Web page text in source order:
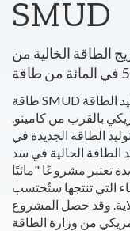
SMUD
الخالية من
طاقة SMUD الجديدة 2.7ميجاوات . ميجاوات محطة توليد الطاقة
بالقرب من كامينو.
الطاقة الجديدة في
الطاقة الحالية في سد
تعتبر مشروعًا "مائيًا
الكهرباء التي تنتجها ستُحتسب
وقد حصل المشروع
دولار أمريكي من وزارة الطاقة